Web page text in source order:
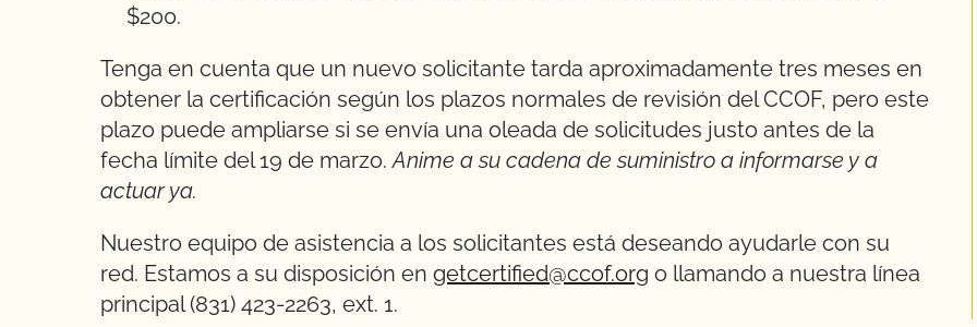
$200.
Tenga en cuenta que un nuevo solicitante tarda aproximadamente tres meses en
obtener la certificación según los plazos normales de revisión del CCOF, pero este
plazo puede ampliarse si se envía una oleada de solicitudes justo antes de la
fecha límite del 19 de marzo.Anime a su cadena de suministro a informarse y a
actuar ya.
Nuestro equipo de asistencia a los solicitantes está deseando ayudarle con su
red. Estamos a su disposición en getcertified@ccof.org o llamando a nuestra línea
principal (831) 423-2263, ext. 1.